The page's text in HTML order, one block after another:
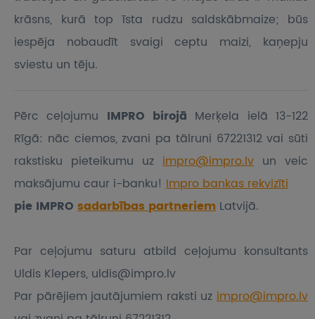
krāsns, kurā top īsta rudzu saldskābmaize; būs
iespēja nobaudīt svaigi ceptu maizi, kaņepju
sviestu un tēju.
Pērc ceļojumu IMPRO birojā Merķela ielā 13-122
Rīgā: nāc ciemos, zvani pa tālruni 67221312 vai sūti
rakstisku pieteikumu uz impro@impro.lv un veic
maksājumu caur i-banku! Impro bankas rekvizīti
pie IMPRO sadarbības partneriem Latvijā.
Par ceļojumu saturu atbild ceļojumu konsultants
Uldis Klepers, uldis@impro.lv
Par pārējiem jautājumiem raksti uz impro@impro.lv